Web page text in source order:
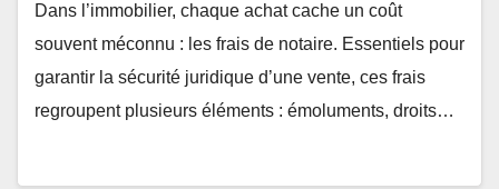
Dans l’immobilier, chaque achat cache un coût
souvent méconnu : les frais de notaire. Essentiels pour
garantir la sécurité juridique d’une vente, ces frais
regroupent plusieurs éléments : émoluments, droits…